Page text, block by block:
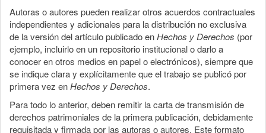
Autoras o autores pueden realizar otros acuerdos contractuales
independientes y adicionales para la distribución no exclusiva
de la versión del artículo publicado enHechos y Derechos (por
ejemplo, incluirlo en un repositorio institucional o darlo a
conocer en otros medios en papel o electrónicos), siempre que
se indique clara y explícitamente que el trabajo se publicó por
primera vez enHechos y Derechos.
Para todo lo anterior, deben remitir la carta de transmisión de
derechos patrimoniales de la primera publicación, debidamente
requisitada y firmada por las autoras o autores. Este formato